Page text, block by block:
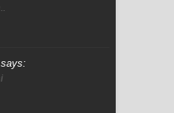
says: